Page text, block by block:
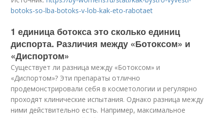
botoks-so-lba-botoks-v-lob-kak-eto-rabotaet
1 единица ботокса это сколько единиц
диспорта. Различия между «Ботоксом» и
«Диспортом»
Существует ли разница между «Ботоксом» и
«Диспортом»? Эти препараты отлично
продемонстрировали себя в косметологии и регулярно
проходят клинические испытания. Однако разница между
ними действительно есть. Например, максимальное